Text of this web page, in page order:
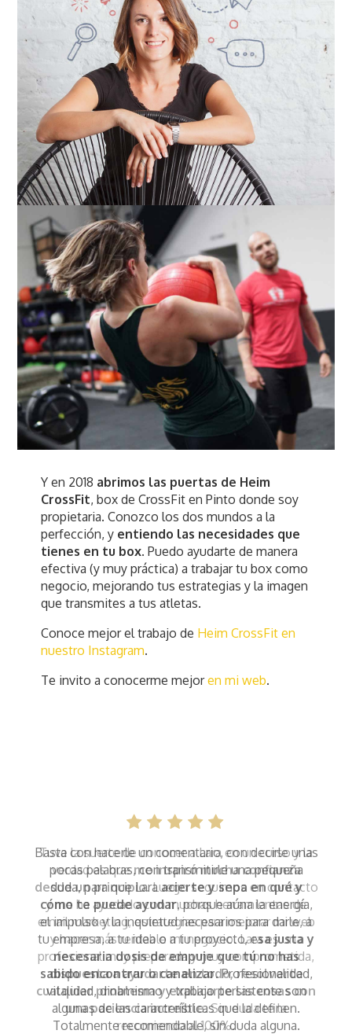
Y en 2018 abrimos las puertas de Heim
CrossFit, box de CrossFit en Pinto donde soy
propietaria. Conozco los dos mundos a la
perfección, y entiendo las necesidades que
tienes en tu box. Puedo ayudarte de manera
efectiva (y muy práctica) a trabajar tu box como
negocio, mejorando tus estrategias y la imagen
que transmites a tus atletas.
Conoce mejor el trabajo de Heim CrossFit en
nuestro Instagram.
Te invito a conocerme mejoren mi web.
Tuve la suerte de conocer a Lara en un curso y la
verdad es queme inspiró mucha confianza
desde un principio. Luego seguimos en contacto
y me ha ayudado con muchas herramientas de
email marketing, estrategias para mejorar mi web
y hacer más rentable mi negocio. Lara es una
profesional muy preparada y muy comprometida,
dispuesta a ayudarte en todo, resolverte
cualquier problema y explicarte las cosas con
una paciencia increíble. Sin duda te la
recomiendo al 100%.